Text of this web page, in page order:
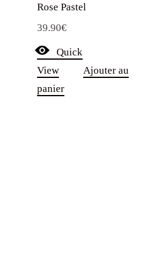
Rose Pastel
39.90€
Quick
View
Ajouter au
panier